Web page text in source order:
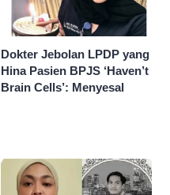
Dokter Jebolan LPDP yang
Hina Pasien BPJS ‘Haven’t
Brain Cells’: Menyesal